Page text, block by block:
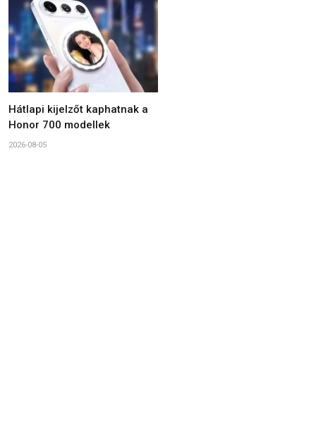
Hátlapi kijelzőt kaphatnak a
Honor 700 modellek
2026-08-05